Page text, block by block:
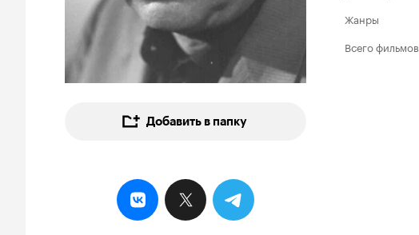
Добавить в папку
Жанры
Всего фильмов